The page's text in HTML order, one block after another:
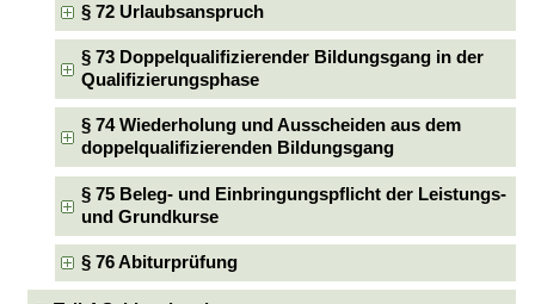
§ 72 Urlaubsanspruch
§ 73 Doppelqualifizierender Bildungsgang in der
Qualifizierungsphase
§ 74 Wiederholung und Ausscheiden aus dem
doppelqualifizierenden Bildungsgang
§ 75 Beleg- und Einbringungspflicht der Leistungs-
und Grundkurse
§ 76 Abiturprüfung